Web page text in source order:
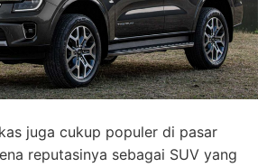
juga cukup populer di pasar
reputasinya sebagai SUV yang